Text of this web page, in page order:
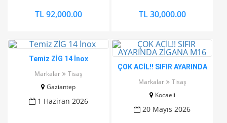
TL 92,000.00 TL 30,000.00
Temiz ZİG 14 İnox
Markalar
Tisaş
Gaziantep
1 Haziran 2026
ÇOK ACİL!! SIFIR AYARINDA
Markalar
Tisaş
Kocaeli
20 Mayıs 2026